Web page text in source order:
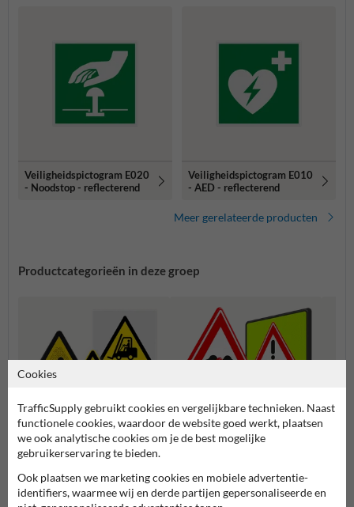
Veiligheidspictogram E020
- Noodstop - reflecterend
Veiligheidspictogram E010
- AED - reflecterend
Meer gerelateerde producten
Productcategorieën in deze groep
Waarschuwingspictogramme
n
serie)
Cookies
TrafficSupply gebruikt cookies en vergelijkbare technieken. Naast
functionele cookies, waardoor de website goed werkt, plaatsen
we ook analytische cookies om je de best mogelijke
gebruikerservaring te bieden.
Ook plaatsen we marketing cookies en mobiele advertentie-
identifiers, waarmee wij en derde partijen gepersonaliseerde en